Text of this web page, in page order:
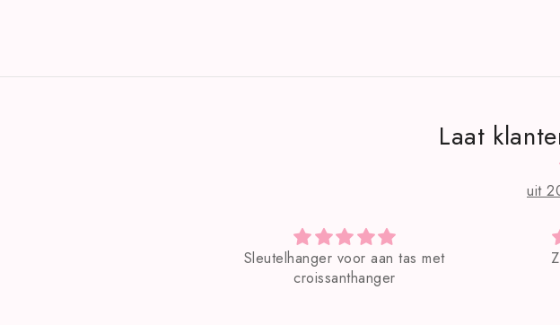
Laat
uit
Zeer mooie tas!